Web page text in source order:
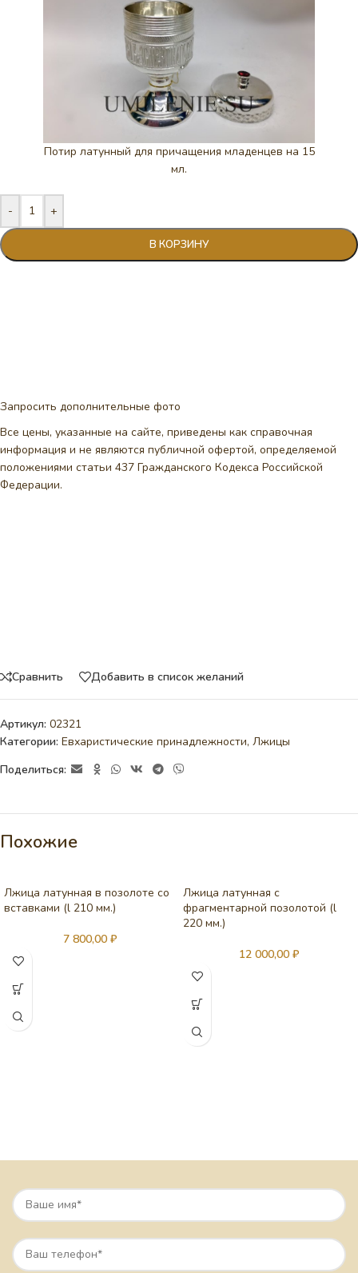
Потир латунный для причащения младенцев на 15
мл.
- +
В КОРЗИНУ
Запросить дополнительные фото
Все цены, указанные на сайте, приведены как справочная
информация и не являются публичной офертой, определяемой
положениями статьи 437 Гражданского Кодекса Российской
Федерации.
Сравнить Добавить в список желаний
Артикул: 02321
Категории: Евхаристические принадлежности, Лжицы
Поделиться:
Похожие
Лжица латунная в позолоте со
вставками (l 210 мм.)
7 800,00 ₽
Лжица латунная с
фрагментарной позолотой (l
220 мм.)
12 000,00 ₽